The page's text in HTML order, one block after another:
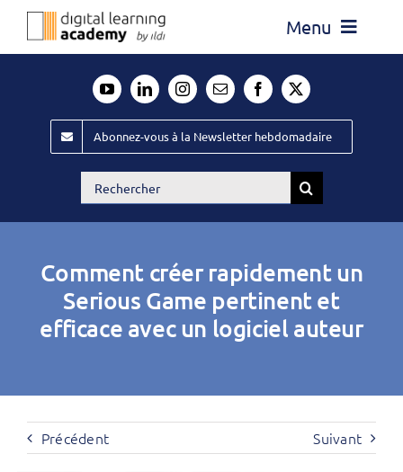
Passer
Menu
Évènements ILDI
Offres d’emploi
Publiez
Contact
Abonnez-vous à la Newsletter hebdomadaire
Rechercher:
Comment créer rapidement un
Serious Game pertinent et
efficace avec un logiciel auteur
Précédent Suivant